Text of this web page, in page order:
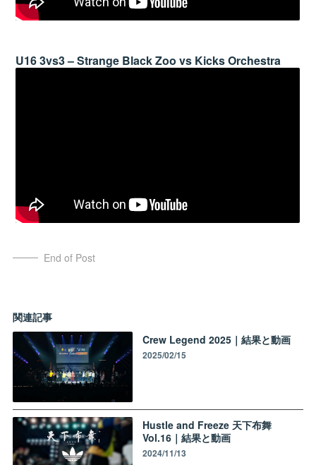
U16 3vs3 – Strange Black Zoo vs Kicks Orchestra
End of Post
関連記事
Crew Legend 2025｜結果と動画
2025/02/15
Hustle and Freeze 天下布舞
Vol.16｜結果と動画
2024/11/13